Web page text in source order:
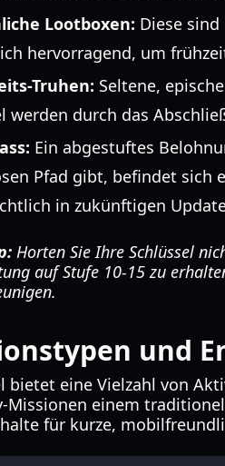
Lootboxen: Diese
hervorragend, um
Truhen: Seltene,
werden durch das
Ein abgestuftes
Pfad gibt, befindet sich
in zukünftigen
Horten Sie Ihre Schlüssel
auf Stufe 10-15 zu
und
bietet eine Vielzahl von
Missionen einem
für kurze,